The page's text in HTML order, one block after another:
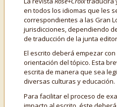
en todos los idiomas que les
correspondientes a las Gran
jurisdicciones, dependiendo
de traducción de la junta
El escrito deberá empezar
orientación del tópico. Esta
escrita de manera que sea
diversas culturas y educación.
Para facilitar el proceso de